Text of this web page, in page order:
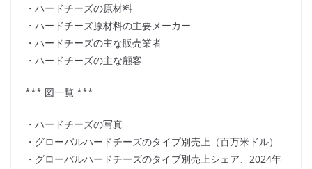
・ハードチーズの原材料
・ハードチーズ原材料の主要メーカー
・ハードチーズの主な販売業者
・ハードチーズの主な顧客
*** 図一覧 ***
・ハードチーズの写真
・グローバルハードチーズのタイプ別売上（百万米ドル）
・グローバルハードチーズのタイプ別売上シェア、2024年